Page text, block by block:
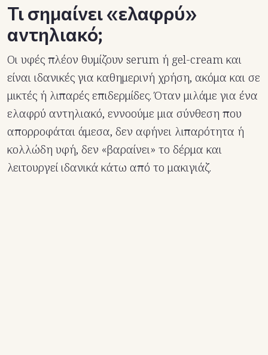
Τι σημαίνει «ελαφρύ»
αντηλιακό;
Οι υφές πλέον θυμίζουν serum ή gel-cream και
είναι ιδανικές για καθημερινή χρήση, ακόμα και σε
μικτές ή λιπαρές επιδερμίδες. Όταν μιλάμε για ένα
ελαφρύ αντηλιακό, εννοούμε μια σύνθεση που
απορροφάται άμεσα, δεν αφήνει λιπαρότητα ή
κολλώδη υφή, δεν «βαραίνει» το δέρμα και
λειτουργεί ιδανικά κάτω από το μακιγιάζ.